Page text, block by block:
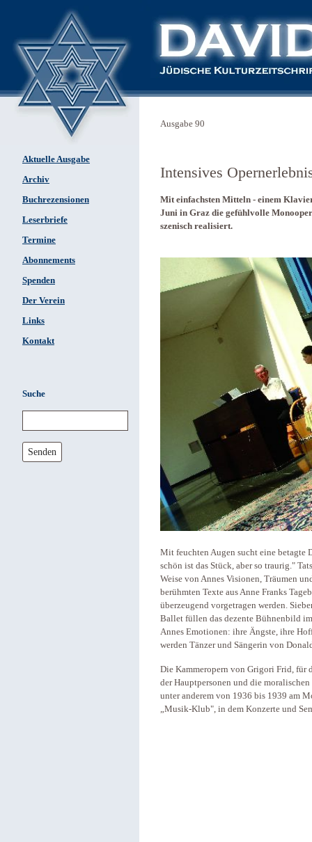
Aktuelle Ausgabe
Archiv
Buchrezensionen
Leserbriefe
Termine
Abonnements
Spenden
Der Verein
Links
Kontakt
Suche
Senden
Ausgabe 90
Intensives
Mit einfachsten Mitteln - einem
Juni in Graz die gefühlvolle
szenisch realisiert.
Mit feuchten Augen sucht eine betagte
schön ist das Stück, aber so traurig."
Weise von Annes Visionen, Träumen
berühmten Texte aus Anne Franks
überzeugend vorgetragen werden.
Ballet füllen das dezente Bühnenbild
Annes Emotionen: ihre Ängste, ihre
werden Tänzer und Sängerin von
Die Kammeropern von Grigori Frid, für
der Hauptpersonen und die
unter anderem von 1936 bis 1939 am
„Musik-Klub", in dem Konzerte und